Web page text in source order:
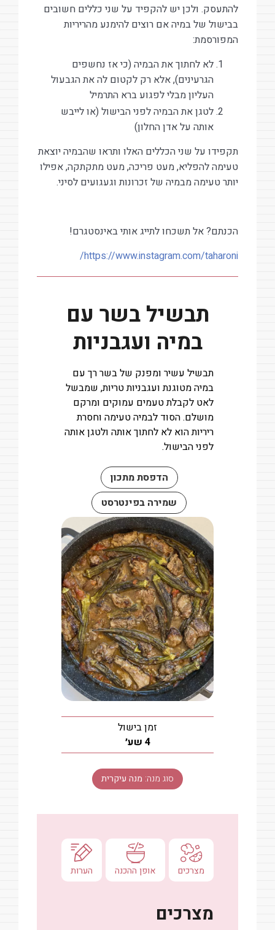
להתעסק. ולכן יש להקפיד על שני כללים חשובים
בבישול של במיה אם רוצים להימנע מהריריות
המפורסמת:
לא לחתוך את הבמיה (כי אז נחשפים
הגרעינים), אלא רק לקטום לה את הגבעול
העליון מבלי לפגוע ברא התרמיל
לטגן את הבמיה לפני הבישול (או לייבש
אותה על אדן החלון)
תקפידו על שני הכללים האלו ותראו שהבמיה יוצאת
טעימה להפליא, מעט פריכה, מעט מתקתקה, אפילו
יותר טעימה מבמיה של זכרונות וגעגועים לסיני.
הכנתם? אל תשכחו לתייג אותי באינסטגרם!
https://www.instagram.com/taharoni/
תבשיל בשר עם
במיה ועגבניות
תבשיל עשיר ומפנק של בשר רך עם
במיה מטוגנת ועגבניות טריות, שמבשל
לאט לקבלת טעמים עמוקים ומרקם
מושלם. הסוד לבמיה טעימה וחסרת
ריריות הוא לא לחתוך אותה ולטגן אותה
לפני הבישול.
הדפסת מתכון
שמירה בפינטרסט
זמן בישול
4שעות
שע׳
סוג מנה: מנה עיקרית
מצרכים אופן ההכנה הערות
מצרכים